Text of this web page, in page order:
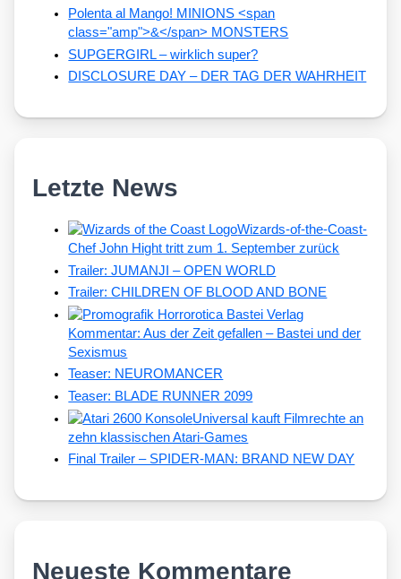
Polenta al Mango! MINIONS <span
class="amp">&</span> MONSTERS
SUPGERGIRL – wirklich super?
DISCLOSURE DAY – DER TAG DER WAHRHEIT
Letzte News
Wizards-of-the-Coast-
Chef John Hight tritt zum 1. September zurück
Trailer: JUMANJI – OPEN WORLD
Trailer: CHILDREN OF BLOOD AND BONE
Kommentar: Aus der Zeit gefallen – Bastei und der
Sexismus
Teaser: NEUROMANCER
Teaser: BLADE RUNNER 2099
Universal kauft Filmrechte an
zehn klassischen Atari-Games
Final Trailer – SPIDER-MAN: BRAND NEW DAY
Neueste Kommentare